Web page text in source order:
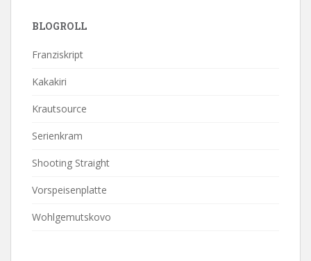
BLOGROLL
Franziskript
Kakakiri
Krautsource
Serienkram
Shooting Straight
Vorspeisenplatte
Wohlgemutskovo